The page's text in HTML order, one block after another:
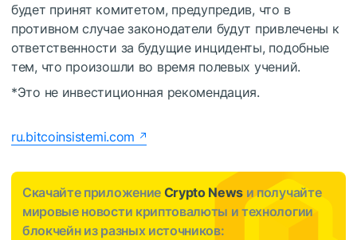
будет принят комитетом, предупредив, что в
противном случае законодатели будут привлечены к
ответственности за будущие инциденты, подобные
тем, что произошли во время полевых учений.
*Это не инвестиционная рекомендация.
ru.bitcoinsistemi.com
Скачайте приложение Crypto News и получайте
мировые новости криптовалюты и технологии
блокчейн из разных источников: